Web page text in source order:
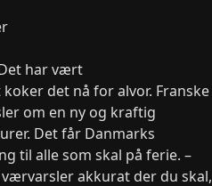
har vært
det nå for alvor. Franske
om en ny og kraftig
Det får Danmarks
til alle som skal på ferie. –
akkurat der du skal,